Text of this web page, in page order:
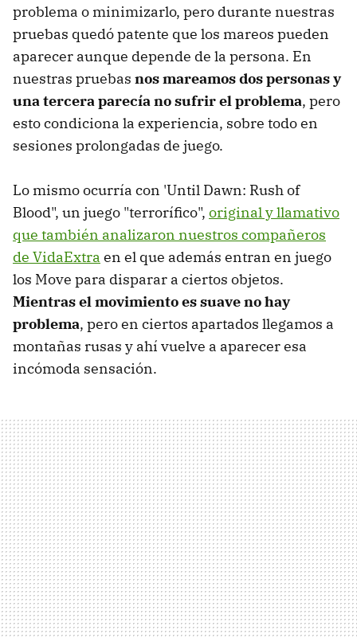
problema o minimizarlo, pero durante nuestras
pruebas quedó patente que los mareos pueden
aparecer aunque depende de la persona. En
nuestras pruebas nos mareamos dos personas y
una tercera parecía no sufrir el problema, pero
esto condiciona la experiencia, sobre todo en
sesiones prolongadas de juego.
Lo mismo ocurría con 'Until Dawn: Rush of
Blood", un juego "terrorífico", original y llamativo
que también analizaron nuestros compañeros
de VidaExtra en el que además entran en juego
los Move para disparar a ciertos objetos.
Mientras el movimiento es suave no hay
problema, pero en ciertos apartados llegamos a
montañas rusas y ahí vuelve a aparecer esa
incómoda sensación.